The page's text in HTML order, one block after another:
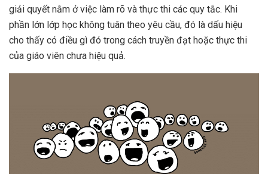
giải quyết nằm ở việc làm rõ và thực thi các quy tắc. Khi
phần lớn lớp học không tuân theo yêu cầu, đó là dấu hiệu
cho thấy có điều gì đó trong cách truyền đạt hoặc thực thi
của giáo viên chưa hiệu quả.